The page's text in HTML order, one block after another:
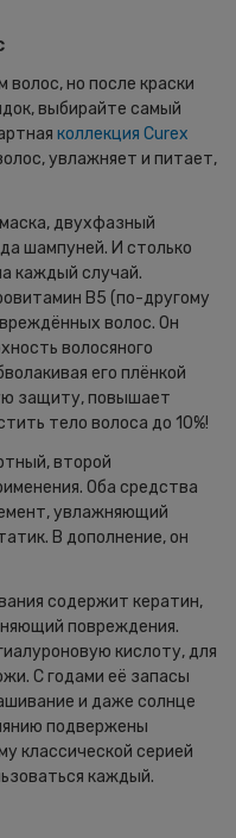
волос, но после краски
выбирайте самый
коллекция Curex
увлажняет и питает,
двухфазный
шампуней. И столько
каждый случай.
В5 (по-другому
волос. Он
волосяного
его плёнкой
защиту, повышает
тело волоса до 10%!
второй
Оба средства
увлажняющий
В дополнение, он
содержит кератин,
повреждения.
кислоту, для
С годами её запасы
и даже солнце
подвержены
классической серией
каждый.